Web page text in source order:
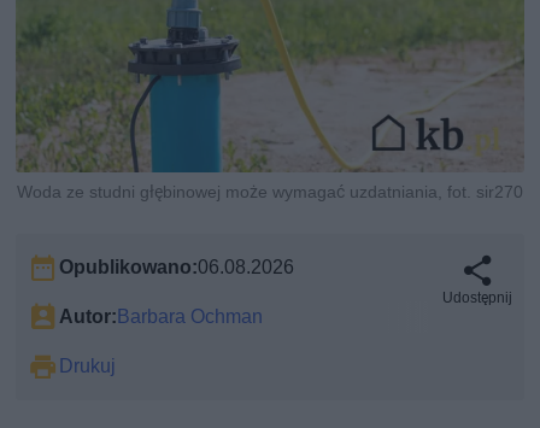
Woda ze studni głębinowej może wymagać uzdatniania, fot. sir270
Opublikowano:06.08.2026
Autor: Barbara Ochman
Drukuj
Udostępnij